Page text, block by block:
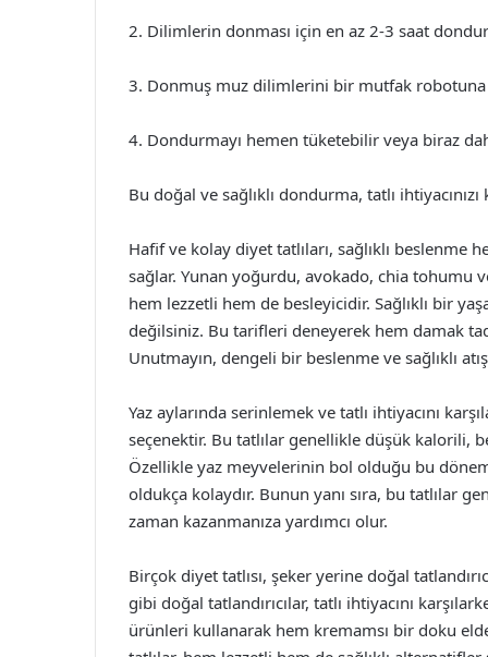
2. Dilimlerin donması için en az 2-3 saat
3. Donmuş muz dilimlerini bir mutfak robotuna
4. Dondurmayı hemen tüketebilir veya biraz
Bu doğal ve sağlıklı dondurma, tatlı
Hafif ve kolay diyet tatlıları, sağlıklı beslenme
sağlar. Yunan yoğurdu, avokado, chia tohumu
hem lezzetli hem de besleyicidir. Sağlıklı bir
değilsiniz. Bu tarifleri deneyerek hem damak
Unutmayın, dengeli bir beslenme ve sağlıklı
Yaz aylarında serinlemek ve tatlı ihtiyacını
seçenektir. Bu tatlılar genellikle düşük kalorili,
Özellikle yaz meyvelerinin bol olduğu bu
oldukça kolaydır. Bunun yanı sıra, bu tatlılar
zaman kazanmanıza yardımcı olur.
Birçok diyet tatlısı, şeker yerine doğal
gibi doğal tatlandırıcılar, tatlı ihtiyacını
ürünleri kullanarak hem kremamsı bir doku